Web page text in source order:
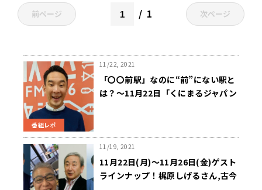
前ページ 1 次ページ
番組レポ
11/22, 2021
「〇〇前駅」なのに“前”にない駅と
は？〜11月22日「くにまるジャパン
11/19, 2021
11月22日(月)～11月26日(金)ゲスト
ラインナップ！梶原しげるさん,古今